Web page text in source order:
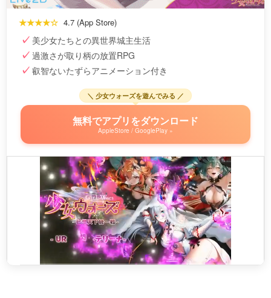
★★★★☆ 4.7 (App Store)
美少女たちとの異世界城主生活
過激さが取り柄の放置RPG
叡智ないたずらアニメーション付き
＼ 少女ウォーズを遊んでみる ／
無料でアプリをダウンロード
AppleStore / GooglePlay »